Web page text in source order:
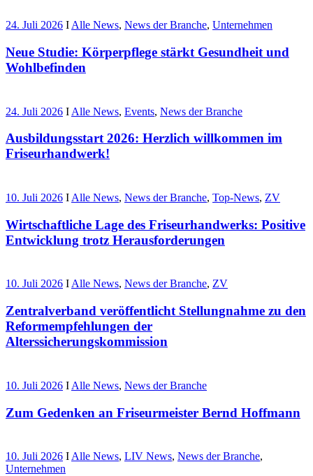
24. Juli 2026 I Alle News, News der Branche, Unternehmen
Neue Studie: Körperpflege stärkt Gesundheit und
Wohlbefinden
24. Juli 2026 I Alle News, Events, News der Branche
Ausbildungsstart 2026: Herzlich willkommen im
Friseurhandwerk!
10. Juli 2026 I Alle News, News der Branche, Top-News, ZV
Wirtschaftliche Lage des Friseurhandwerks: Positive
Entwicklung trotz Herausforderungen
10. Juli 2026 IAlle News, News der Branche, ZV
Zentralverband veröffentlicht Stellungnahme zu den
Reformempfehlungen der
Alterssicherungskommission
10. Juli 2026 I Alle News, News der Branche
Zum Gedenken an Friseurmeister Bernd Hoffmann
10. Juli 2026 I Alle News, LIV News, News der Branche,
Unternehmen